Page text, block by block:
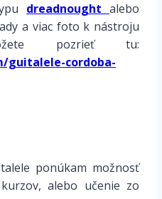
dreadnought alebo
a viac foto k nástroju
pozrieť tu:
guitalele-cordoba-
ponúkam možnosť
alebo učenie zo